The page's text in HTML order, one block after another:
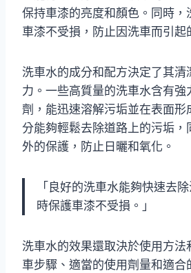
保持車漆的亮度和顏色。同時，
車漆不受損，防止因洗車而引起
洗車水的成分和配方決定了其清
力。一些高質量的洗車水含有強
劑，能迅速溶解污垢並在表面形
分能夠輕鬆去除道路上的污垢，
外的保護，防止日曬和氧化。
「良好的洗車水能夠快速去
時保護車漆不受損。」
洗車水的效果還取決於使用方法
車步驟、適當的使用劑量和適合